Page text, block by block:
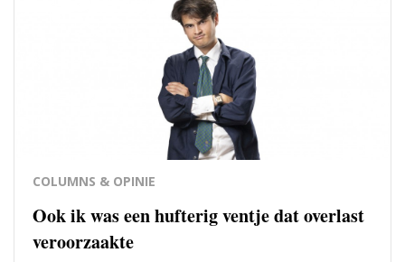
COLUMNS & OPINIE
Ook ik was een hufterig ventje dat overlast
veroorzaakte